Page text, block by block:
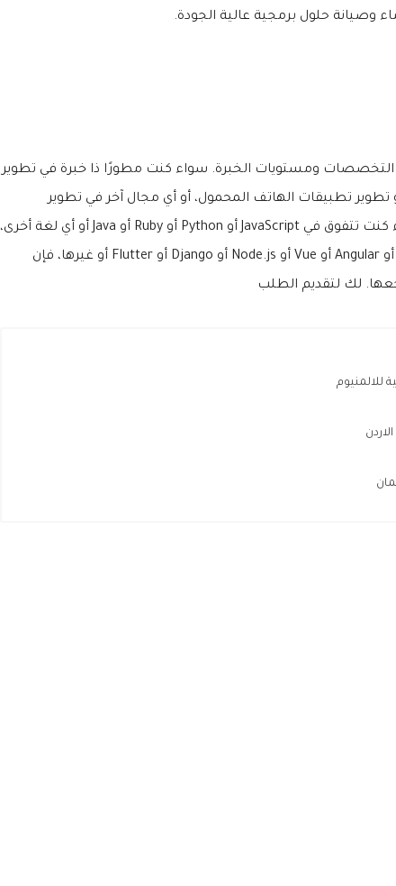
وصيانة حلول برمجية عالية الجودة.
ومستويات الخبرة. سواء كنت مطورًا ذا خبرة في تطوير
أو تطوير تطبيقات الهاتف المحمول، أو أي مجال آخر في تطوير
البرمجيات، فلدينا مكان مناسب لك. سواء كنت تتفوق في JavaScript أو Python أو Ruby أو Java أو أي لغة أخرى،
وسواء كانت تجربتك مع Laravel أو React أو Angular أو Vue أو Node.js أو Django أو Flutter أو غيرها، فإن
لك لتقديم الطلب
للالمنيوم